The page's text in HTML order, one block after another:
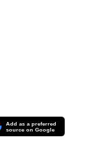
Add as a preferred
source on Google